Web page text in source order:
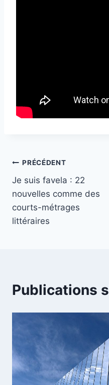
Navigation
de
l’article
PRÉCÉDENT
Je suis favela : 22
nouvelles comme des
courts-métrages
littéraires
Publications